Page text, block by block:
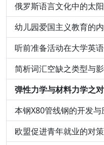
俄罗斯语言文化中的太
幼儿园爱国主义教育的
听前准备活动在大学英
简析词汇空缺之类型与
弹性力学与材料力学之
本钢X80管线钢的开发与
欧盟促进青年就业的对